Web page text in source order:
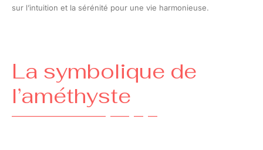
sur l’intuition et la sérénité pour une vie harmonieuse.
La symbolique de
l’améthyste